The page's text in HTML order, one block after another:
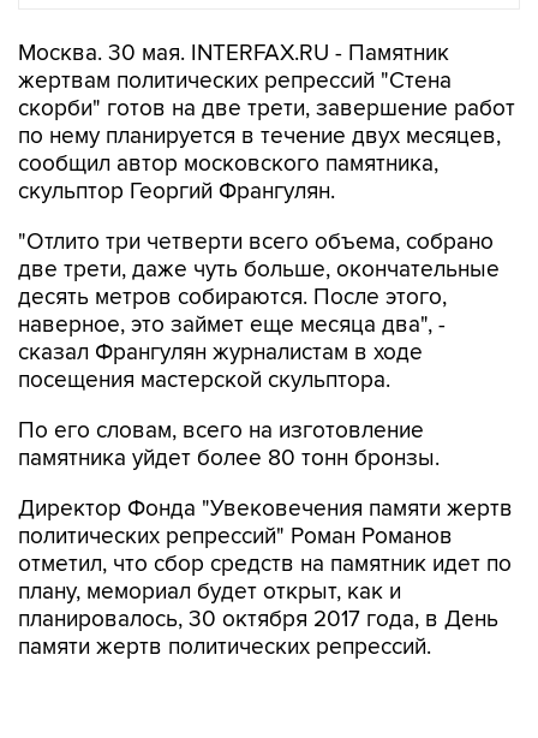
Москва. 30 мая. INTERFAX.RU - Памятник
жертвам политических репрессий "Стена
скорби" готов на две трети, завершение работ
по нему планируется в течение двух месяцев,
сообщил автор московского памятника,
скульптор Георгий Франгулян.
"Отлито три четверти всего объема, собрано
две трети, даже чуть больше, окончательные
десять метров собираются. После этого,
наверное, это займет еще месяца два", -
сказал Франгулян журналистам в ходе
посещения мастерской скульптора.
По его словам, всего на изготовление
памятника уйдет более 80 тонн бронзы.
Директор Фонда "Увековечения памяти жертв
политических репрессий" Роман Романов
отметил, что сбор средств на памятник идет по
плану, мемориал будет открыт, как и
планировалось, 30 октября 2017 года, в День
памяти жертв политических репрессий.